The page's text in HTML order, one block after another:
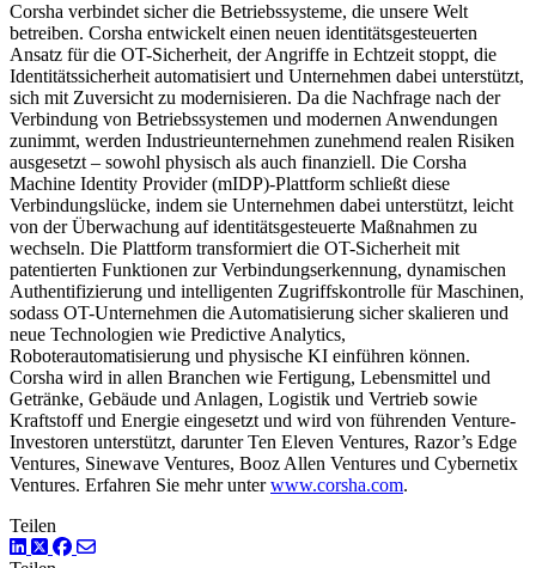
Corsha verbindet sicher die Betriebssysteme, die unsere Welt
betreiben. Corsha entwickelt einen neuen identitätsgesteuerten
Ansatz für die OT-Sicherheit, der Angriffe in Echtzeit stoppt, die
Identitätssicherheit automatisiert und Unternehmen dabei unterstützt,
sich mit Zuversicht zu modernisieren. Da die Nachfrage nach der
Verbindung von Betriebssystemen und modernen Anwendungen
zunimmt, werden Industrieunternehmen zunehmend realen Risiken
ausgesetzt – sowohl physisch als auch finanziell. Die Corsha
Machine Identity Provider (mIDP)-Plattform schließt diese
Verbindungslücke, indem sie Unternehmen dabei unterstützt, leicht
von der Überwachung auf identitätsgesteuerte Maßnahmen zu
wechseln. Die Plattform transformiert die OT-Sicherheit mit
patentierten Funktionen zur Verbindungserkennung, dynamischen
Authentifizierung und intelligenten Zugriffskontrolle für Maschinen,
sodass OT-Unternehmen die Automatisierung sicher skalieren und
neue Technologien wie Predictive Analytics,
Roboterautomatisierung und physische KI einführen können.
Corsha wird in allen Branchen wie Fertigung, Lebensmittel und
Getränke, Gebäude und Anlagen, Logistik und Vertrieb sowie
Kraftstoff und Energie eingesetzt und wird von führenden Venture-
Investoren unterstützt, darunter Ten Eleven Ventures, Razor’s Edge
Ventures, Sinewave Ventures, Booz Allen Ventures und Cybernetix
Ventures. Erfahren Sie mehr unterwww.corsha.com.
Teilen
LinkedIn
TwitterFacebook